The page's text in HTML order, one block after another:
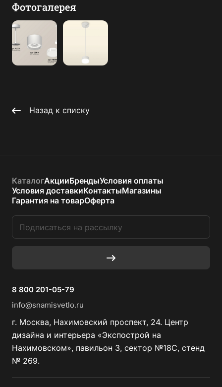
Фотогалерея
Назад к списку
КаталогАкцииБрендыУсловия оплаты
Условия доставкиКонтактыМагазины
Гарантия на товарОферта
8 800 201-05-79
info@snamisvetlo.ru
г. Москва, Нахимовский проспект, 24. Центр
дизайна и интерьера «Экспострой на
Нахимовском», павильон 3, сектор №18С, стенд
№ 269.